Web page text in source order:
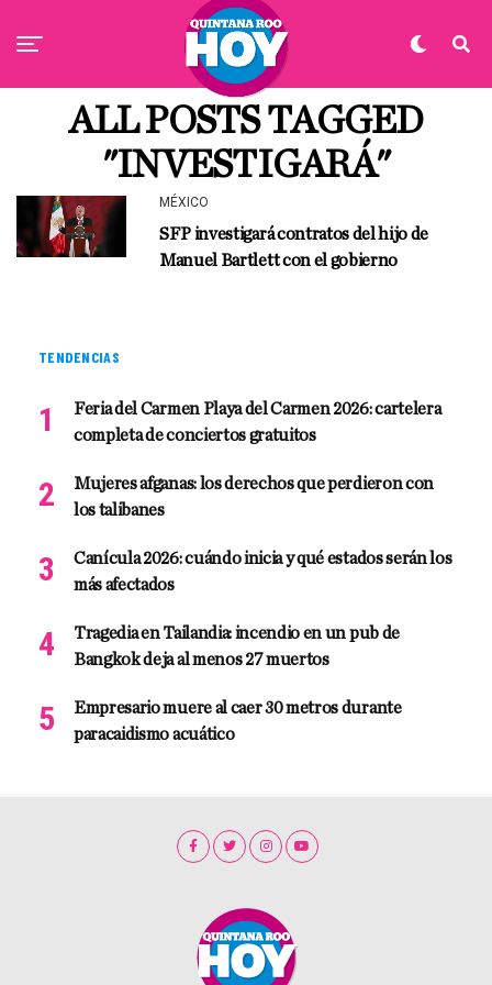
ALL POSTS TAGGED
"INVESTIGARÁ"
MÉXICO
SFP investigará contratos del hijo de
Manuel Bartlett con el gobierno
TENDENCIAS
Feria del Carmen Playa del Carmen 2026: cartelera
completa de conciertos gratuitos
Mujeres afganas: los derechos que perdieron con
los talibanes
Canícula 2026: cuándo inicia y qué estados serán los
más afectados
Tragedia en Tailandia: incendio en un pub de
Bangkok deja al menos 27 muertos
Empresario muere al caer 30 metros durante
paracaidismo acuático